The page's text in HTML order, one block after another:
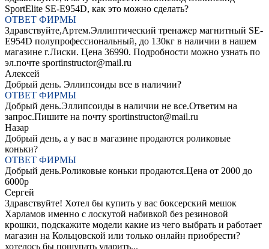
SportElite SE-E954D, как это можно сделать?
ОТВЕТ ФИРМЫ
Здравствуйте,Артем.Эллиптический тренажер магнитный SЕ-
E954D полупрофессиональный, до 130кг в наличии в нашем
магазине г.Лиски. Цена 36990. Подробности можно узнать по
эл.почте sportinstructor@mail.ru
Алексей
Добрый день. Эллипсоиды все в наличии?
ОТВЕТ ФИРМЫ
Добрый день.Эллипсоиды в наличии не все.Ответим на
запрос.Пишите на почту sportinstructor@mail.ru
Назар
Добрый день, а у вас в магазине продаются роликовые
коньки?
ОТВЕТ ФИРМЫ
Добрый день.Роликовые коньки продаются.Цена от 2000 до
6000р
Сергей
Здравствуйте! Хотел бы купить у вас боксерский мешок
Харламов именно с лоскутой набивкой без резиновой
крошки, подскажите модели какие из чего выбрать и работает
магазин на Кольцовской или только онлайн приобрести?
хотелось бы пощупать ударить...